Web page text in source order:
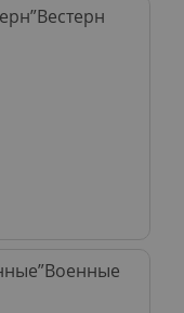
Вестерн
Военные